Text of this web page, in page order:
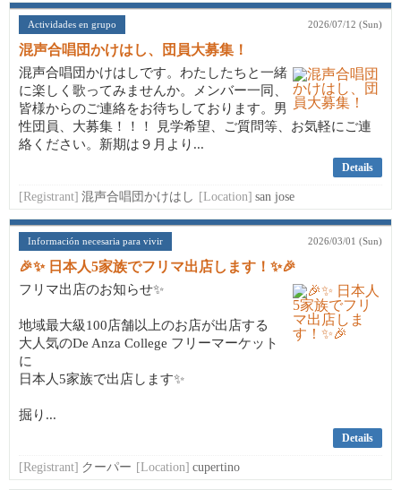
Actividades en grupo 2026/07/12 (Sun)
混声合唱団かけはし、団員大募集！
混声合唱団かけはしです。わたしたちと一緒
に楽しく歌ってみませんか。メンバー一同、
皆様からのご連絡をお待ちしております。男
性団員、大募集！！！ 見学希望、ご質問等、お気軽にご連
絡ください。新期は９月より...
Details
[Registrant] 混声合唱団かけはし [Location] san jose
Información necesaria para vivir 2026/03/01 (Sun)
🎉✨ 日本人5家族でフリマ出店します！✨🎉
フリマ出店のお知らせ✨
地域最大級100店舗以上のお店が出店する
大人気のDe Anza College フリーマーケット
に
日本人5家族で出店します✨
掘り...
Details
[Registrant] クーパー [Location] cupertino